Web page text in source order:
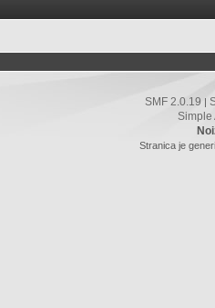
SMF 2.0.19
Simple
Stranica je